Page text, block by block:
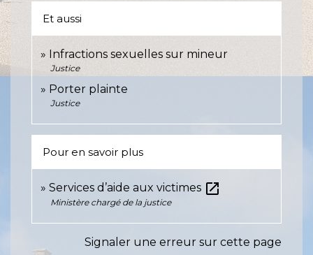
Et aussi
Infractions sexuelles sur mineur
Justice
Porter plainte
Justice
Pour en savoir plus
Services d’aide aux victimes open_in_new
Ministère chargé de la justice
Signaler une erreur sur cette page